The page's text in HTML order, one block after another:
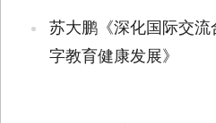
苏大鹏《深化国际交流
字教育健康发展》